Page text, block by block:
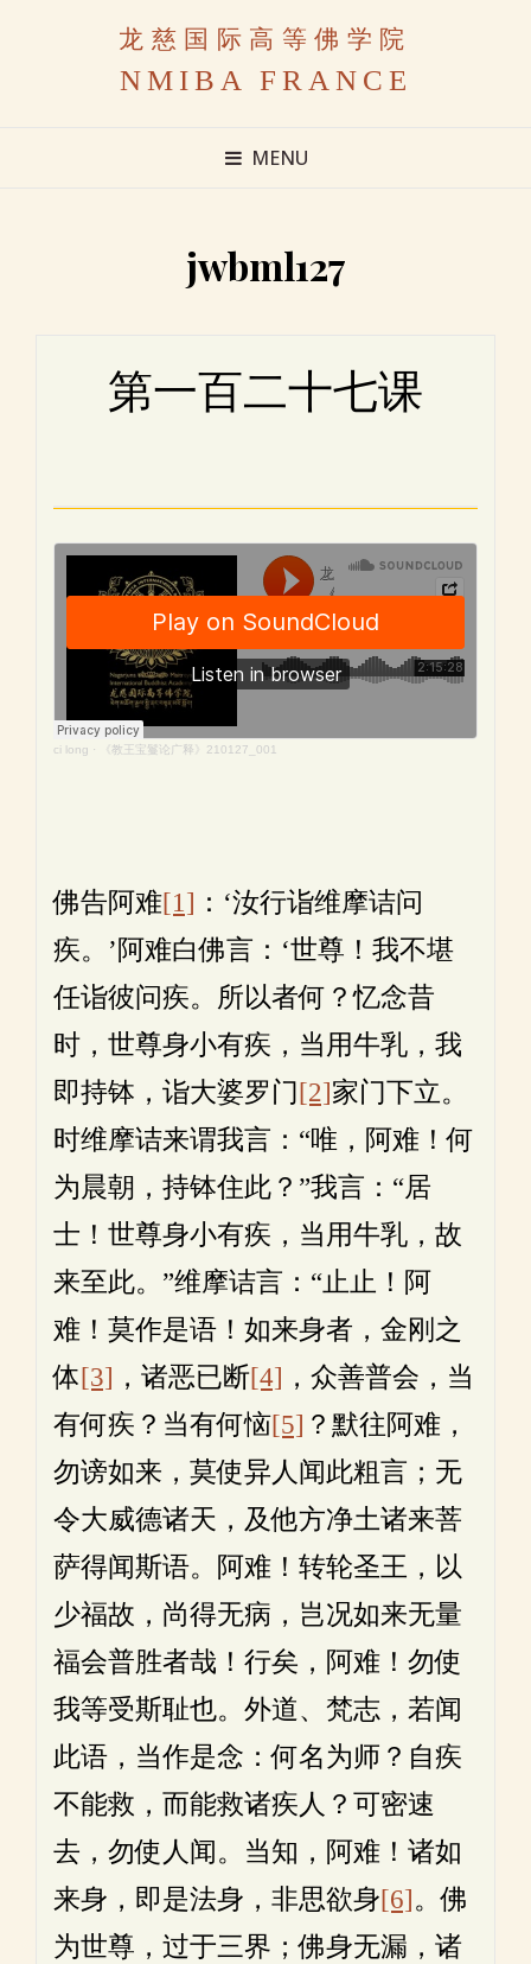
龙慈国际高等佛学院
NMIBA FRANCE
MENU
jwbml127
第一百二十七课
ci long · 《教王宝鬘论广释》210127_001
佛告阿难[1] ：‘汝行诣维摩诘问
疾。’阿难白佛言：‘世尊！我不堪
任诣彼问疾。所以者何？忆念昔
时，世尊身小有疾，当用牛乳，我
即持钵，诣大婆罗门[2]家门下立。
时维摩诘来谓我言：“唯，阿难！何
为晨朝，持钵住此？”我言：“居
士！世尊身小有疾，当用牛乳，故
来至此。”维摩诘言：“止止！阿
难！莫作是语！如来身者，金刚之
体[3] ，诸恶已断[4] ，众善普会，当
有何疾？当有何恼[5] ？默往阿难，
勿谤如来，莫使异人闻此粗言；无
令大威德诸天，及他方净土诸来菩
萨得闻斯语。阿难！转轮圣王，以
少福故，尚得无病，岂况如来无量
福会普胜者哉！行矣，阿难！勿使
我等受斯耻也。外道、梵志，若闻
此语，当作是念：何名为师？自疾
不能救，而能救诸疾人？可密速
去，勿使人闻。当知，阿难！诸如
来身，即是法身，非思欲身[6]。佛
为世尊，过于三界；佛身无漏，诸